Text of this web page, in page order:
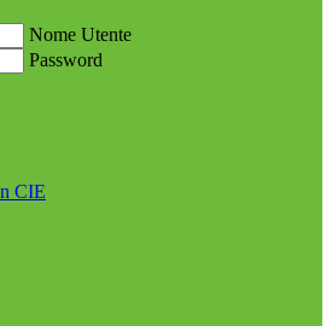
Nome Utente
Password
CIE